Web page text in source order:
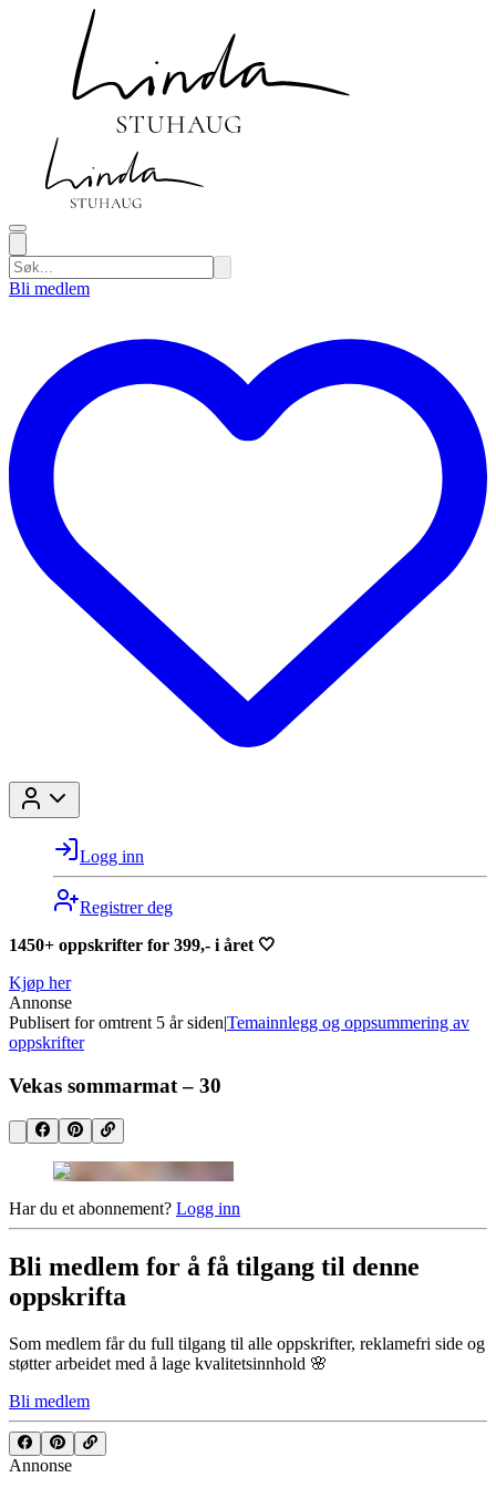
Bli medlem
Logg inn
Registrer deg
1450+ oppskrifter for 399,- i året 🤍
Kjøp her
Annonse
Publisert for omtrent 5 år siden|Temainnlegg og oppsummering av
oppskrifter
Vekas sommarmat – 30
Har du et abonnement? Logg inn
Bli medlem for å få tilgang til denne
oppskrifta
Som medlem får du full tilgang til alle oppskrifter, reklamefri side og
støtter arbeidet med å lage kvalitetsinnhold 🌸
Bli medlem
Annonse